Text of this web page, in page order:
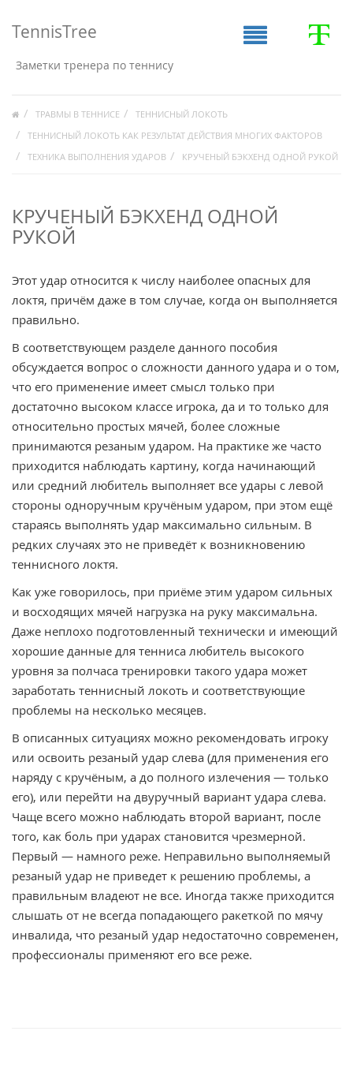
TennisTree
Заметки тренера по теннису
ТРАВМЫ В ТЕННИСЕ
ТЕННИСНЫЙ ЛОКОТЬ
ТЕННИСНЫЙ ЛОКОТЬ КАК РЕЗУЛЬТАТ ДЕЙСТВИЯ МНОГИХ ФАКТОРОВ
ТЕХНИКА ВЫПОЛНЕНИЯ УДАРОВ
КРУЧЕНЫЙ БЭКХЕНД ОДНОЙ РУКОЙ
КРУЧЕНЫЙ БЭКХЕНД ОДНОЙ
РУКОЙ
Этот удар относится к числу наиболее опасных для
локтя, причём даже в том случае, когда он выполняется
правильно.
В соответствующем разделе данного пособия
обсуждается вопрос о сложности данного удара и о том,
что его применение имеет смысл только при
достаточно высоком классе игрока, да и то только для
относительно простых мячей, более сложные
принимаются резаным ударом. На практике же часто
приходится наблюдать картину, когда начинающий
или средний любитель выполняет все удары с левой
стороны одноручным кручёным ударом, при этом ещё
стараясь выполнять удар максимально сильным. В
редких случаях это не приведёт к возникновению
теннисного локтя.
Как уже говорилось, при приёме этим ударом сильных
и восходящих мячей нагрузка на руку максимальна.
Даже неплохо подготовленный технически и имеющий
хорошие данные для тенниса любитель высокого
уровня за полчаса тренировки такого удара может
заработать теннисный локоть и соответствующие
проблемы на несколько месяцев.
В описанных ситуациях можно рекомендовать игроку
или освоить резаный удар слева (для применения его
наряду с кручёным, а до полного излечения — только
его), или перейти на двуручный вариант удара слева.
Чаще всего можно наблюдать второй вариант, после
того, как боль при ударах становится чрезмерной.
Первый — намного реже. Неправильно выполняемый
резаный удар не приведет к решению проблемы, а
правильным владеют не все. Иногда также приходится
слышать от не всегда попадающего ракеткой по мячу
инвалида, что резаный удар недостаточно современен,
профессионалы применяют его все реже.